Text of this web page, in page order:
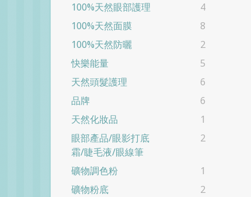
100%天然眼部護理
4
100%天然面膜
8
100%天然防曬
2
快樂能量
5
天然頭髮護理
6
品牌
6
天然化妝品
1
眼部產品/眼影打底
霜/睫毛液/眼線筆
2
礦物調色粉
1
礦物粉底
2